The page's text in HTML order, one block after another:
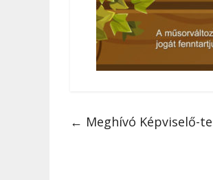
← Meghívó Képviselő-